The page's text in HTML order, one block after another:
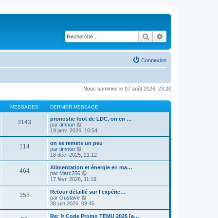
Rechercher
Connexion
Nous sommes le 07 août 2026, 23:20
MESSAGES DERNIER MESSAGE
3143
pronostic foot de LDC, on en …
par timnon
o
i
r
e
r
n
r
m
e
s
19 janv. 2026, 16:54
114
on se remets un peu
par timnon
o
i
r
l
e
e
r
n
i
18 déc. 2025, 21:12
464
Alimentation et énergie en ma…
par Marc256
o
i
r
e
17 févr. 2026, 11:19
358
Retour détaillé sur l'expérie…
par Gustave
o
i
r
30 juin 2026, 09:45
Re: ᐅ Code Promo TEMU 2025 [a…